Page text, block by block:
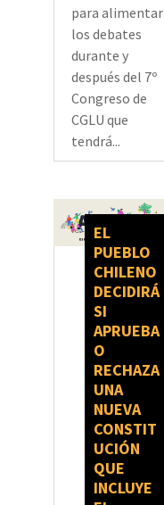
para alimentar
los debates
durante y
después del 7º
Congreso de
CGLU que
tendrá...
EL
PUEBLO
CHILENO
DECIDIRÁ
SI
APRUEBA
O
RECHAZA
UNA
NUEVA
CONSTIT
UCIÓN
QUE
INCLUYE